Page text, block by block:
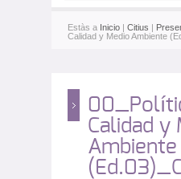
Estàs a Inicio | Citius |
Calidad y Medio Ambiente
Calidad y
Ambiente